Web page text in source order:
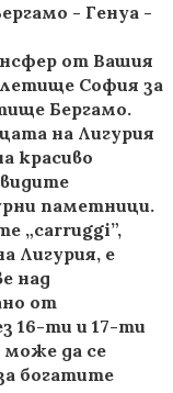
- Генуа -
от Вашия
София за
Бергамо.
на Лигурия
красиво
паметници.
„carruggi”,
Лигурия, е
над
от
16-ти и 17-ти
да се
богатите